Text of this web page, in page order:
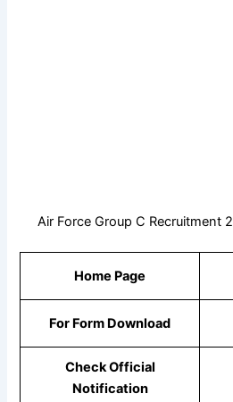
Air Force Group C Recruitment
Home Page
For Form Download
Check Official
Notification